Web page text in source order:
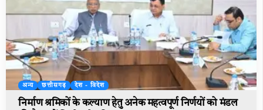
अन्य छत्तीसगढ़ देश - विदेश
निर्माण श्रमिकों के कल्याण हेतु अनेक महत्वपूर्ण निर्णयों को मंडल